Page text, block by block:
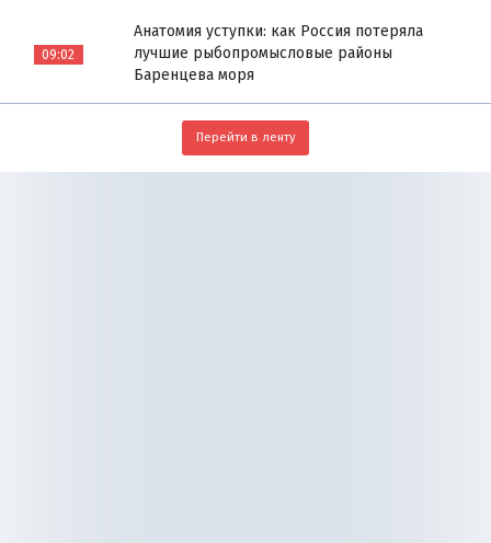
09:02
Анатомия уступки: как Россия потеряла
лучшие рыбопромысловые районы
Баренцева моря
Перейти в ленту